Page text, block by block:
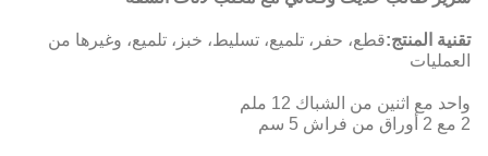
تقنية المنتج:قطع، حفر، تلميع، تسليط، خبز، تلميع، وغيرها من
العمليات
واحد مع اثنين من الشباك 12 ملم
2 مع 2 أوراق من فراش 5 سم